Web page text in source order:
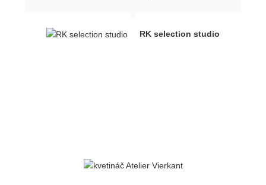
RK selection studio